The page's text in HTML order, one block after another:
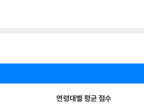
연령대별 평균 점수